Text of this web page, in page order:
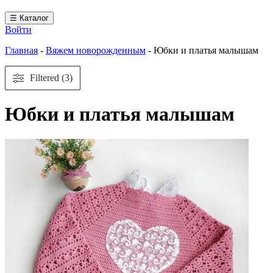
☰ Каталог
Войти
Главная - Вяжем новорожденным - Юбки и платья малышам
Filtered (3)
Юбки и платья малышам